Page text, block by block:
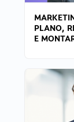
PLANO,
E